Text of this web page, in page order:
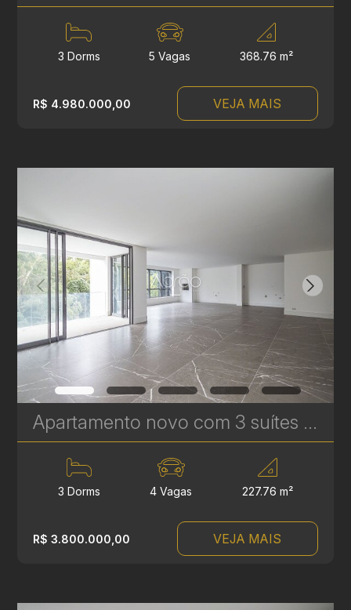
3 Dorms 5 Vagas 368.76 m²
R$ 4.980.000,00 VEJA MAIS
Apartamento novo com 3 suítes à venda no Ecoville em Curitiba - Signature - Plaenge | Ref. 1754
3 Dorms 4 Vagas 227.76 m²
R$ 3.800.000,00 VEJA MAIS